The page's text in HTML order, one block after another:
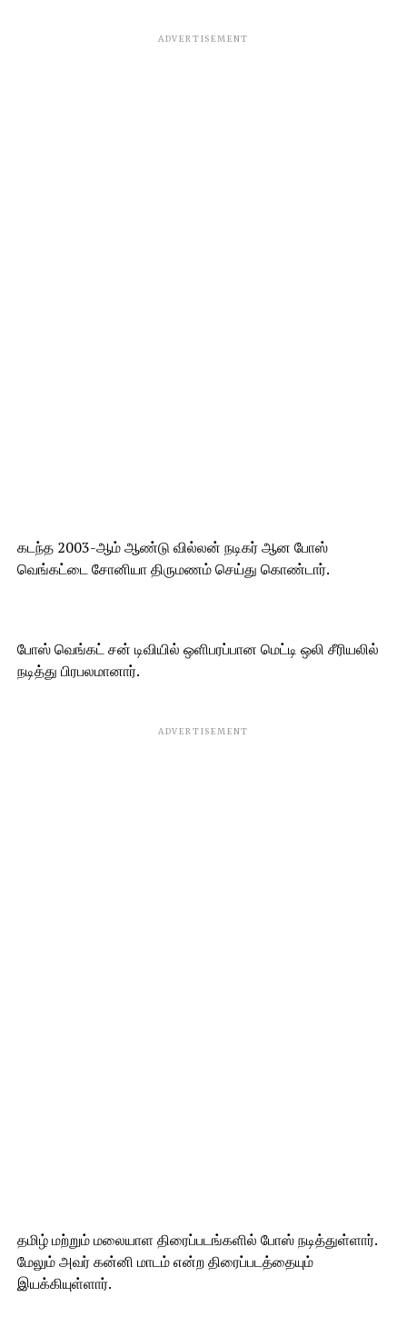
ADVERTISEMENT
கடந்த 2003-ஆம் ஆண்டு வில்லன் நடிகர் ஆன போஸ்
வெங்கட்டை சோனியா திருமணம் செய்து கொண்டார்.
போஸ் வெங்கட் சன் டிவியில் ஒளிபரப்பான மெட்டி ஒலி சீரியலில்
நடித்து பிரபலமானார்.
ADVERTISEMENT
தமிழ் மற்றும் மலையாள திரைப்படங்களில் போஸ் நடித்துள்ளார்.
மேலும் அவர் கன்னி மாடம் என்ற திரைப்படத்தையும்
இயக்கியுள்ளார்.